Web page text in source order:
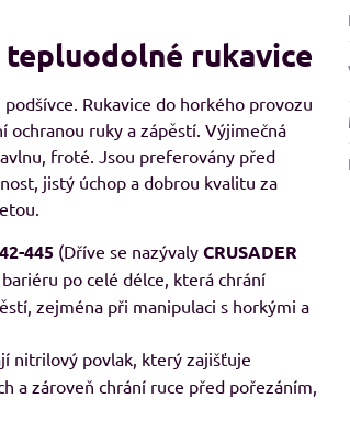
tepluodolné rukavice
Rukavice do horkého provozu
ochranou ruky a zápěstí.Výjimečná
froté. Jsou preferovány před
jistý úchop a dobrou kvalitu za
445 (Dříve se nazývalyCRUSADER
po celé délce, která chrání
zejména při manipulaci s horkými a
nitrilový povlak, který zajišťuje
a zároveň chrání ruce před pořezáním,
s dlouhým rukávem
Skladem
Kč
Kčbez DPH
Skladem
od 93,39 Kč